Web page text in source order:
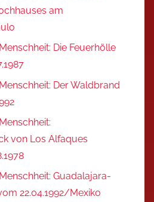
am
Die Feuerhölle
Der Waldbrand
von Los Alfaques
Guadalajara-
22.04.1992/Mexiko